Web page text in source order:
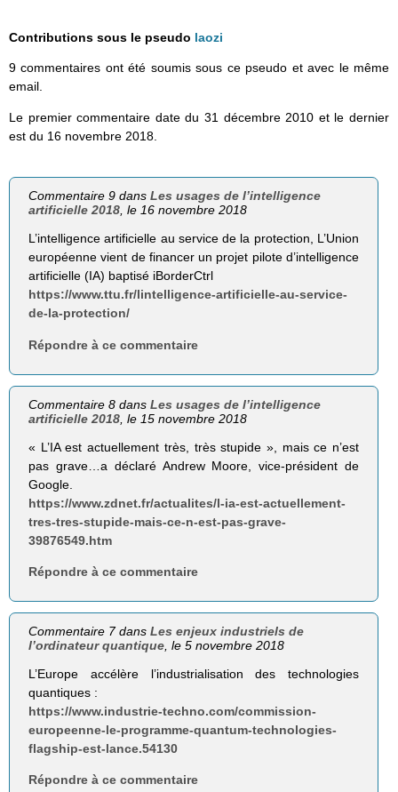
Contributions sous le pseudo laozi
9 commentaires ont été soumis sous ce pseudo et avec le même
email.
Le premier commentaire date du 31 décembre 2010 et le dernier
est du 16 novembre 2018.
Commentaire 9 dansLes usages de l’intelligence
artificielle 2018, le 16 novembre 2018
L’intelligence artificielle au service de la protection, L’Union
européenne vient de financer un projet pilote d’intelligence
artificielle (IA) baptisé iBorderCtrl
https://www.ttu.fr/lintelligence-artificielle-au-service-
de-la-protection/
Répondre à ce commentaire
Commentaire 8 dansLes usages de l’intelligence
artificielle 2018 , le 15 novembre 2018
« L’IA est actuellement très, très stupide », mais ce n’est
pas grave…a déclaré Andrew Moore, vice-président de
Google.
https://www.zdnet.fr/actualites/l-ia-est-actuellement-
tres-tres-stupide-mais-ce-n-est-pas-grave-
39876549.htm
Répondre à ce commentaire
Commentaire 7 dansLes enjeux industriels de
l’ordinateur quantique , le 5 novembre 2018
L’Europe accélère l’industrialisation des technologies
quantiques :
https://www.industrie-techno.com/commission-
europeenne-le-programme-quantum-technologies-
flagship-est-lance.54130
Répondre à ce commentaire